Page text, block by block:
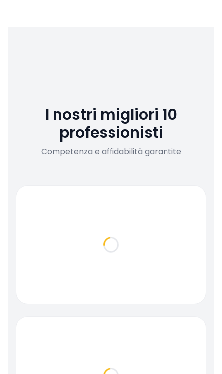
I nostri migliori 10
professionisti
Competenza e affidabilità garantite
Loading...